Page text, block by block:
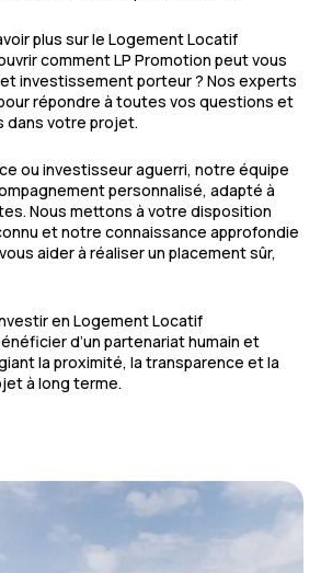
plus sur le Logement Locatif
comment LP Promotion peut vous
investissement porteur ? Nos experts
répondre à toutes vos questions et
dans votre projet.
ou investisseur aguerri, notre équipe
personnalisé, adapté à
Nous mettons à votre disposition
et notre connaissance approfondie
aider à réaliser un placement sûr,
en Logement Locatif
d’un partenariat humain et
la proximité, la transparence et la
à long terme.